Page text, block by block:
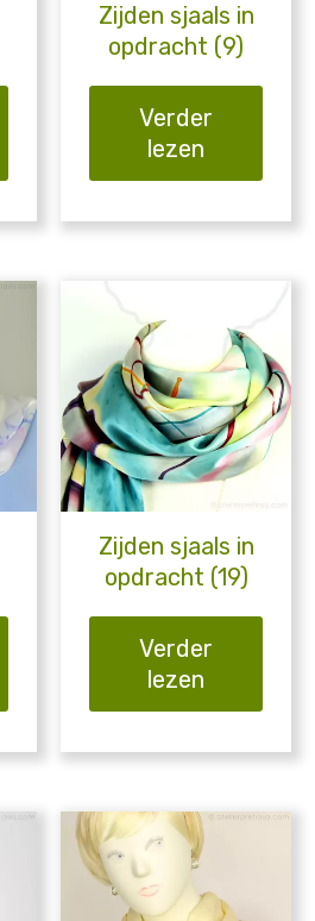
Zijden sjaals in
opdracht (9)
Verder
lezen
Zijden sjaals in
opdracht (19)
Verder
lezen